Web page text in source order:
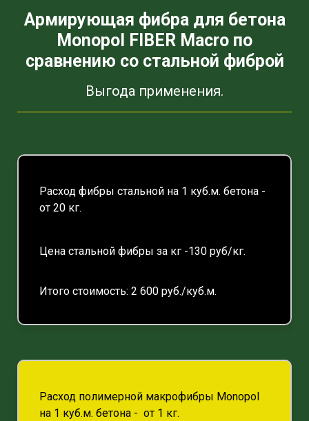
Армирующая фибра для бетона
Monopol
FIBER Macro по
сравнению со стальной фиброй
Выгода применения.
Расход фибры стальной на 1 куб.м. бетона -
от 20 кг.
Цена стальной фибры за кг -130 руб/кг.
Итого стоимость: 2 600 руб./куб.м.
Расход полимерной макрофибры Monopol
на 1 куб.м. бетона - от 1 кг.